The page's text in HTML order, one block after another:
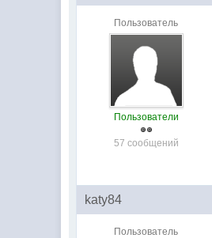
Пользователь
Пользователи
57 сообщений
katy84
Пользователь